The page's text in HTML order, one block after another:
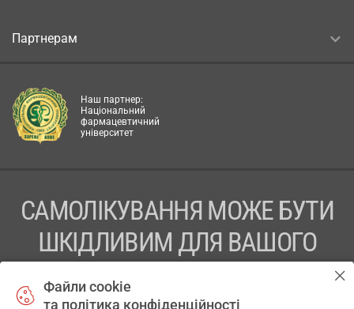
Партнерам
Наш партнер:
Національний
фармацевтичний
університет
САМОЛІКУВАННЯ МОЖЕ БУТИ
ШКІДЛИВИМ ДЛЯ ВАШОГО
Файли cookie
та політика конфіденційності